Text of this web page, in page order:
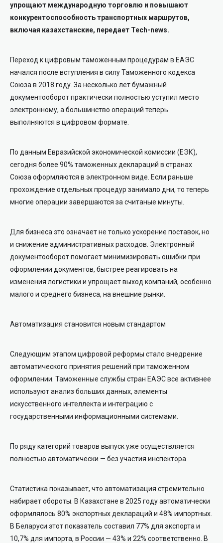
упрощают международную торговлю и повышают
конкурентоспособность транспортных маршрутов,
включая казахстанские, передает Tech-news.
Переход к цифровым таможенным процедурам в ЕАЭС
начался после вступления в силу Таможенного кодекса
Союза в 2018 году. За несколько лет бумажный
документооборот практически полностью уступил место
электронному, а большинство операций теперь
выполняются в цифровом формате.
По данным Евразийской экономической комиссии (ЕЭК),
сегодня более 90% таможенных деклараций в странах
Союза оформляются в электронном виде. Если раньше
прохождение отдельных процедур занимало дни, то теперь
многие операции завершаются за считаные минуты.
Для бизнеса это означает не только ускорение поставок, но
и снижение административных расходов. Электронный
документооборот помогает минимизировать ошибки при
оформлении документов, быстрее реагировать на
изменения логистики и упрощает выход компаний, особенно
малого и среднего бизнеса, на внешние рынки.
Автоматизация становится новым стандартом
Следующим этапом цифровой реформы стало внедрение
автоматического принятия решений при таможенном
оформлении. Таможенные службы стран ЕАЭС все активнее
используют анализ больших данных, элементы
искусственного интеллекта и интеграцию с
государственными информационными системами.
По ряду категорий товаров выпуск уже осуществляется
полностью автоматически — без участия инспектора.
Статистика показывает, что автоматизация стремительно
набирает обороты. В Казахстане в 2025 году автоматически
оформлялось 80% экспортных деклараций и 48% импортных.
В Беларуси этот показатель составил 77% для экспорта и
10,7% для импорта, в России — 43% и 22% соответственно. В